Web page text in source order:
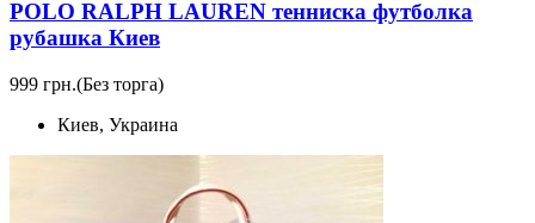
POLO RALPH LAUREN тенниска футболка
рубашка Киев
999 грн.(Без торга)
Киев, Украина